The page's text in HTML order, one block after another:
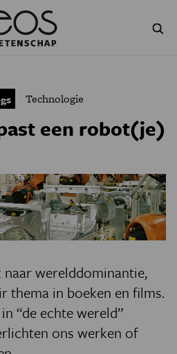
BLOGS
AGENDA
Technologie
een robot(je)
werelddominantie,
thema in boeken en films.
“de echte wereld”
ons werken of